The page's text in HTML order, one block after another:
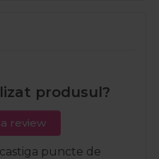
produsul?
review
puncte de